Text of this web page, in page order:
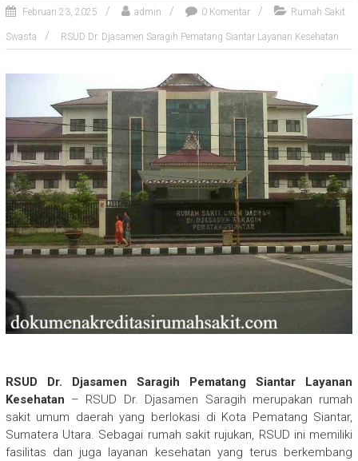
Februari 23, 2025 admin 0 Komentar Rumah Sakit
Swasta RSUD Dr. Djasamen Saragih Pematang Siantar Layanan Kesehatan
RSUD Dr. Djasamen Saragih Pematang Siantar Layanan
Kesehatan – RSUD Dr. Djasamen Saragih merupakan rumah
sakit umum daerah yang berlokasi di Kota Pematang Siantar,
Sumatera Utara. Sebagai rumah sakit rujukan, RSUD ini memiliki
fasilitas dan juga layanan kesehatan yang terus berkembang